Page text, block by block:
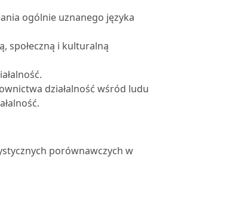
ogólnie uznanego języka
społeczną i kulturalną
działalność wśród ludu
porównawczych w